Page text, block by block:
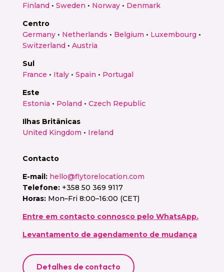
Finland• Sweden • Norway• Denmark
Centro
Germany• Netherlands • Belgium • Luxembourg •
Switzerland• Austria
Sul
France • Italy• Spain • Portugal
Este
Estonia • Poland• Czech Republic
Ilhas Britânicas
United Kingdom • Ireland
Contacto
E-mail: hello@flytorelocation.com
Telefone: +358 50 369 9117
Horas:Mon–Fri 8:00–16:00 (CET)
Entre em contacto connosco pelo WhatsApp.
Levantamento de agendamento de mudança
Detalhes de contacto